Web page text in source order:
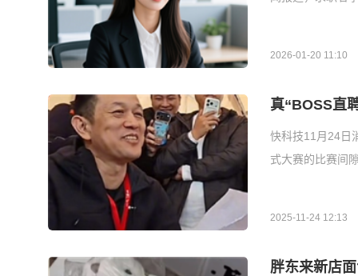
2026-01-20 11:10
真“BOSS直
快科技11月24日
式大赛的比赛间
2025-11-24 12:13
胖东来新店